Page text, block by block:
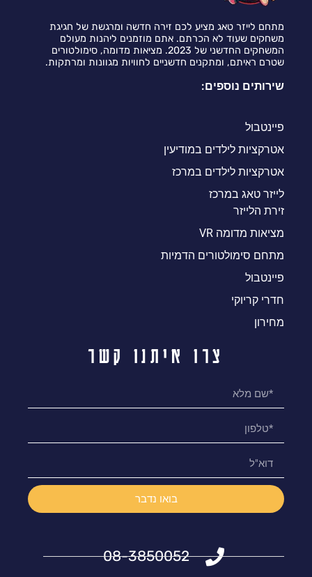
מתחם לייזר טאג מציע לכם זירה חדשה ומרגשת של חגיגת
משחקים שעוד לא הכרתם. אתם מוזמנים ליהנות מעולם
המשחקים החדשני של 2023. מציאות מדומה, סימולטורים
שטרם ראיתם, ומתקנים חדשניים לחוויות מגוונות ומרתקות.
שירותים נוספים:
פיינטבול
אטרקציות לילדים במודיעין
אטרקציות לילדים במרכז
לייזר טאג במרכז
זירת הלייזר
מציאות מדומה VR
מתחם סימולטורים הדמיות
פיינטבול
חדרי קריוקי
מחירון
צרו איתנו קשר
בואו נדבר
08-3850052